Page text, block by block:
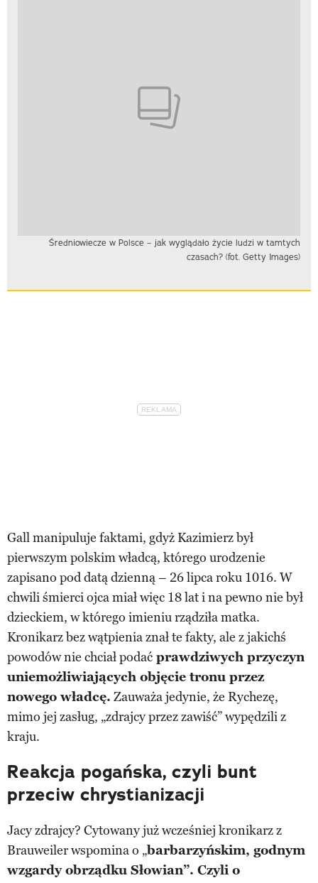
Średniowiecze w Polsce – jak wyglądało życie ludzi w tamtych
czasach? (fot. Getty Images)
Gall manipuluje faktami, gdyż Kazimierz był
pierwszym polskim władcą, którego urodzenie
zapisano pod datą dzienną – 26 lipca roku 1016. W
chwili śmierci ojca miał więc 18 lat i na pewno nie był
dzieckiem, w którego imieniu rządziła matka.
Kronikarz bez wątpienia znał te fakty, ale z jakichś
powodów nie chciał podać prawdziwych przyczyn
uniemożliwiających objęcie tronu przez
nowego władcę. Zauważa jedynie, że Rychezę,
mimo jej zasług, „zdrajcy przez zawiść” wypędzili z
kraju.
Reakcja pogańska, czyli bunt
przeciw chrystianizacji
Jacy zdrajcy? Cytowany już wcześniej kronikarz z
Brauweiler wspomina o „barbarzyńskim, godnym
wzgardy obrządku Słowian”. Czyli o